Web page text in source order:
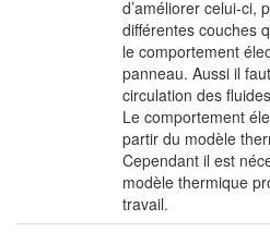
d’améliorer celui-ci,
différentes couches
le comportement
panneau. Aussi il
circulation des
Le comportement
partir du modèle
Cependant il est
modèle thermique
travail.